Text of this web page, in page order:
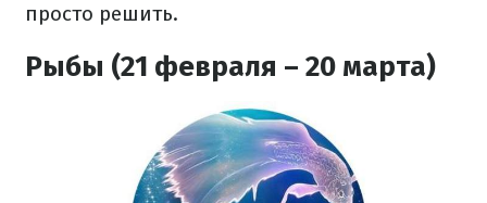
просто решить.
Рыбы (21 февраля – 20 марта)